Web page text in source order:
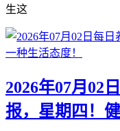
生这
2026年07月02
报，星期四！